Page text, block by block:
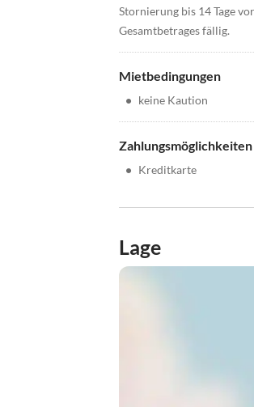
Stornierung bis 14 Tage
Gesamtbetrages fällig.
Mietbedingungen
• keine Kaution
Zahlungsmöglichkeiten
• Kreditkarte
Lage